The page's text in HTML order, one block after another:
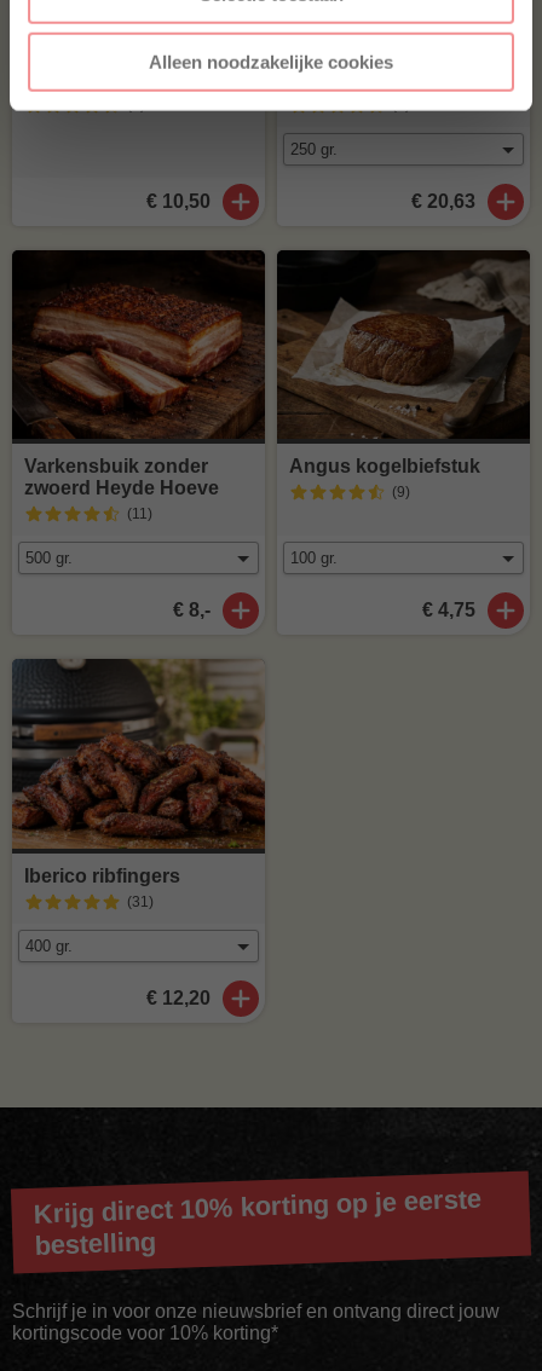
Alleen noodzakelijke cookies
€ 10,50
Angus ribeye Australië
€ 20,63
Varkensbuik zonder
zwoerd Heyde Hoeve
(11)
€ 8,-
Angus kogelbiefstuk
(9)
€ 4,75
Iberico ribfingers
(31)
€ 12,20
Krijg direct 10% korting op je eerste
bestelling
Schrijf je in voor onze nieuwsbrief en ontvang direct jouw
kortingscode voor 10% korting*